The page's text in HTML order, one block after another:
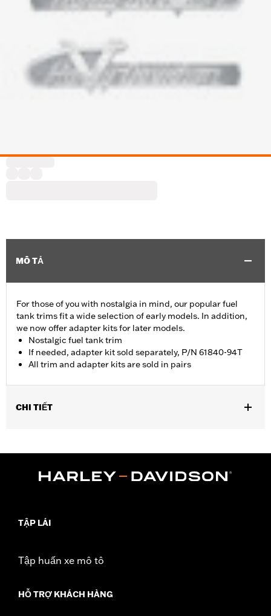
MÔ TẢ
For those of you with nostalgia in mind, our popular fuel
tank trims fit a wide selection of early models. In addition,
we now offer adapter kits for later models.
Nostalgic fuel tank trim
If needed, adapter kit sold separately, P/N 61840-94T
All trim and adapter kits are sold in pairs
CHI TIẾT
WARRANTY:1 year limited warranty – Go towww.h-
TẬP LÁI
Tập huấn xe mô tô
HỖ TRỢ KHÁCH HÀNG